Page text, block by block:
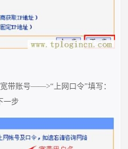
带账号——>“上网口令”填写：
一步